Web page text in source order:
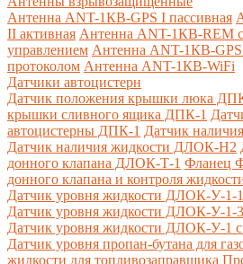
Антенна ANT-1КВ-GPS I пассивная
II активная Антенна ANT-1КВ-REM
управлением Антенна ANT-1КВ-
протоколом Антенна ANT-1КВ-WiFi
Датчики автоцистерн
Датчик положения крышки люка
крышки сливного ящика ДПК-1
автоцистерны ДПК-1 Датчик
Датчик наличия жидкости ДЛОК-Н2
донного клапана ДЛОК-Т-1 Фланец
донного клапана и контроля
Датчик уровня жидкости ДЛОК-У-1-
Датчик уровня жидкости ДЛОК-У-1-
Датчик уровня жидкости ДЛОК-У-1
Датчик уровня пропан-бутана для
жидкости для топливозаправщика